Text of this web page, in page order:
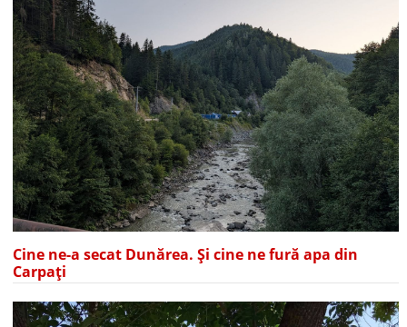
Cine ne-a secat Dunărea. Și cine ne fură apa din
Carpați